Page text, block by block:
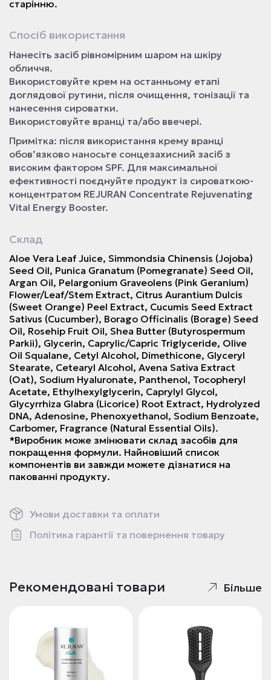
старінню.
Спосіб використання
Нанесіть засіб рівномірним шаром на шкіру
обличчя.
Використовуйте крем на останньому етапі
доглядової рутини, після очищення, тонізації та
нанесення сироватки.
Використовуйте вранці та/або ввечері.
Примітка: після використання крему вранці
обов’язково наносьте сонцезахисний засіб з
високим фактором SPF. Для максимальної
ефективності поєднуйте продукт із сироваткою-
концентратом REJURAN Concentrate Rejuvenating
Vital Energy Booster.
Склад
Aloe Vera Leaf Juice, Simmondsia Chinensis (Jojoba)
Seed Oil, Punica Granatum (Pomegranate) Seed Oil,
Argan Oil, Pelargonium Graveolens (Pink Geranium)
Flower/Leaf/Stem Extract, Citrus Aurantium Dulcis
(Sweet Orange) Peel Extract, Cucumis Seed Extract
Sativus (Cucumber), Borago Officinalis (Borage) Seed
Oil, Rosehip Fruit Oil, Shea Butter (Butyrospermum
Parkii), Glycerin, Caprylic/Capric Triglyceride, Olive
Oil Squalane, Cetyl Alcohol, Dimethicone, Glyceryl
Stearate, Cetearyl Alcohol, Avena Sativa Extract
(Oat), Sodium Hyaluronate, Panthenol, Tocopheryl
Acetate, Ethylhexylglycerin, Caprylyl Glycol,
Glycyrrhiza Glabra (Licorice) Root Extract, Hydrolyzed
DNA, Adenosine, Phenoxyethanol, Sodium Benzoate,
Carbomer, Fragrance (Natural Essential Oils).
*Виробник може змінювати склад засобів для
покращення формули. Найновіший список
компонентів ви завжди можете дізнатися на
пакованні продукту.
Умови доставки та оплати
Політика гарантії та повернення товару
Рекомендовані товари Більше